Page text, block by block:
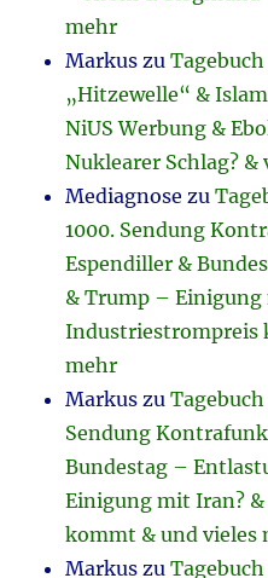
mehr
Markus zu
„Hitzewelle“ &
NiUS Werbung &
Nuklearer Schlag? &
Mediagnose zu
1000. Sendung
Espendiller &
& Trump – Einigung
Industriestrompreis
mehr
Markus zu
Sendung
Bundestag –
Einigung mit Iran?
kommt & und vieles
Markus zu